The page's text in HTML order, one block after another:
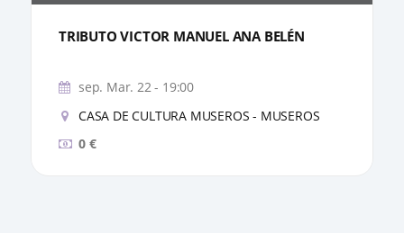
TRIBUTO VICTOR MANUEL ANA BELÉN
sep. Mar. 22 - 19:00
CASA DE CULTURA MUSEROS - MUSEROS
0 €